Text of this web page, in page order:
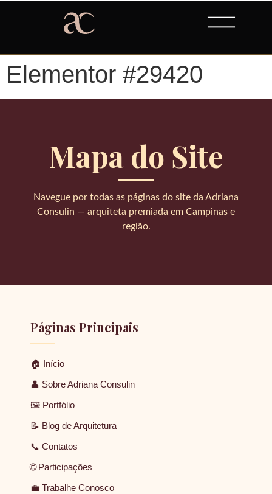
Elementor #29420
Mapa do Site
Navegue por todas as páginas do site da Adriana
Consulin — arquiteta premiada em Campinas e
região.
Páginas Principais
🏠 Início
👤 Sobre Adriana Consulin
🖼 Portfólio
📝 Blog de Arquitetura
📞 Contatos
🌐 Participações
💼 Trabalhe Conosco